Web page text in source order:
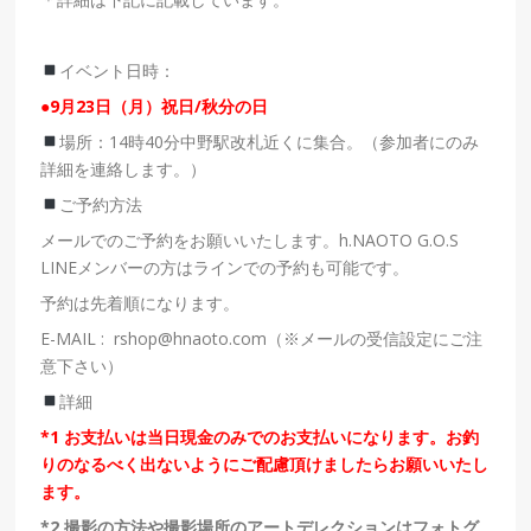
イベント日時：
●9月23日（月）祝日/秋分の日
場所：14時40分中野駅改札近くに集合。（参加者にのみ
詳細を連絡します。）
ご予約方法
メールでのご予約をお願いいたします。h.NAOTO G.O.S
LINEメンバーの方はラインでの予約も可能です。
予約は先着順になります。
E-MAIL : rshop@hnaoto.com （ ※ メールの受信設定にご注
意下さい）
詳細
*1 お支払いは当日現金のみでのお支払いになります。お釣
りのなるべく出ないようにご配慮頂けましたらお願いいたし
ます。